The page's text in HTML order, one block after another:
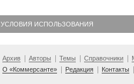
УСЛОВИЯ ИСПОЛЬЗОВАНИЯ
Архив Авторы Темы Справочники
О «Коммерсанте»
Редакция Контакты